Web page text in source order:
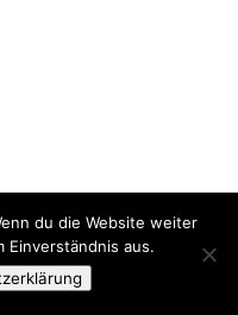
du die Website weiter
aus.